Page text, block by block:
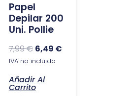
Papel
Depilar 200
Uni. Pollie
7,99€ 6,49 €
IVA no incluido
Añadir Al
Carrito